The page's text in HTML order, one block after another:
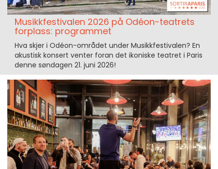
Musikkfestivalen 2026 på Odéon-teatrets
forplass: programmet
Hva skjer i Odéon-området under Musikkfestivalen? En
akustisk konsert venter foran det ikoniske teatret i Paris
denne søndagen 21. juni 2026!